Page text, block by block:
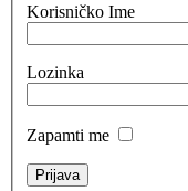
Korisničko Ime
Lozinka
Zapamti me